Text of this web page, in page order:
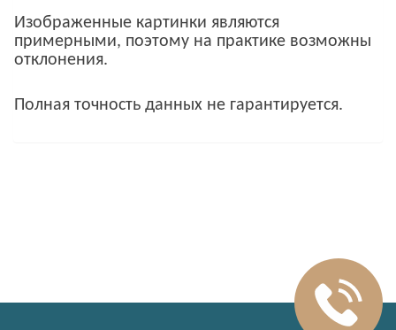
Изображенные картинки являются
примерными, поэтому на практике возможны
отклонения.
Полная точность данных не гарантируется.